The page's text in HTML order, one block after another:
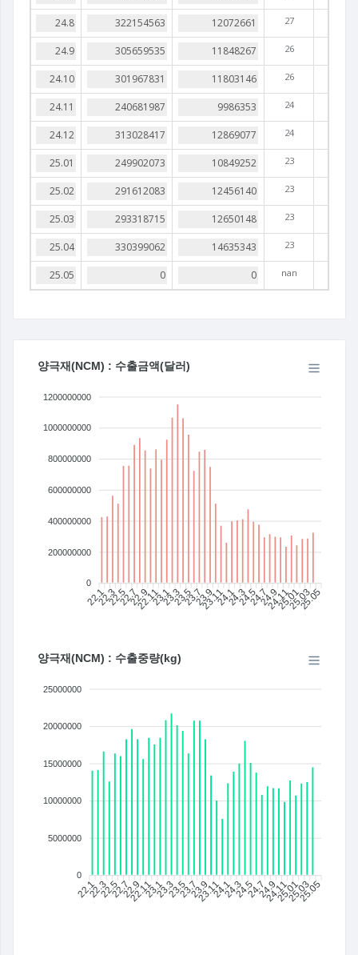
27
26
26
24
24
23
23
23
23
nan
양극재(NCM) : 수출금액(달러)
1200000000
1000000000
800000000
600000000
400000000
200000000
0
22.122.322.522.722.9
22.1123.123.323.523.723.9
23.1124.124.324.524.724.9
24.11
25.01
25.03
25.05
양극재(NCM) : 수출중량(kg)
25000000
20000000
15000000
10000000
5000000
0
22.122.322.522.722.9
22.1123.123.323.523.723.9
23.1124.124.324.524.724.9
24.1125.0125.03
25.05